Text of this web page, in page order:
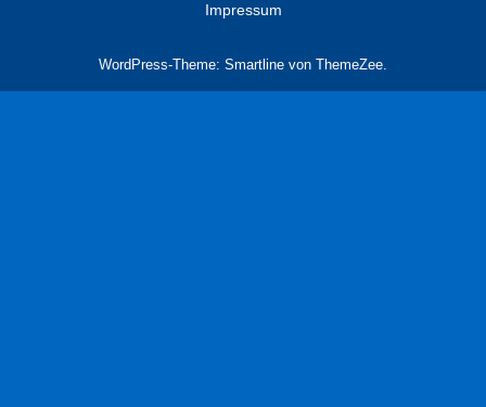
Impressum
WordPress-Theme: Smartline von ThemeZee.